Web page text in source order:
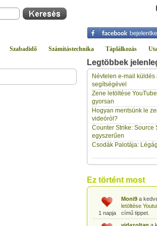
Szabadidő Számítástechnika Táplálkozás
Legtöbbek
Névtelen e-mail
segítségével
Zene letöltése
gyorsan
Hogyan mentsünk le
videóról?
Counter Strike: Source
egyszerűen
Csodák Palotája:
Ez történt most
1 napja
gabor733a
című tippet.
1 napja
gabor733
a
1 napja
Hogyan
pennét?
1 napja
gabor733a
hónapos kortól
1 napja
Babakonyha -
egyszerűen
1 napja
Moni9a
letöltése
című tippet.